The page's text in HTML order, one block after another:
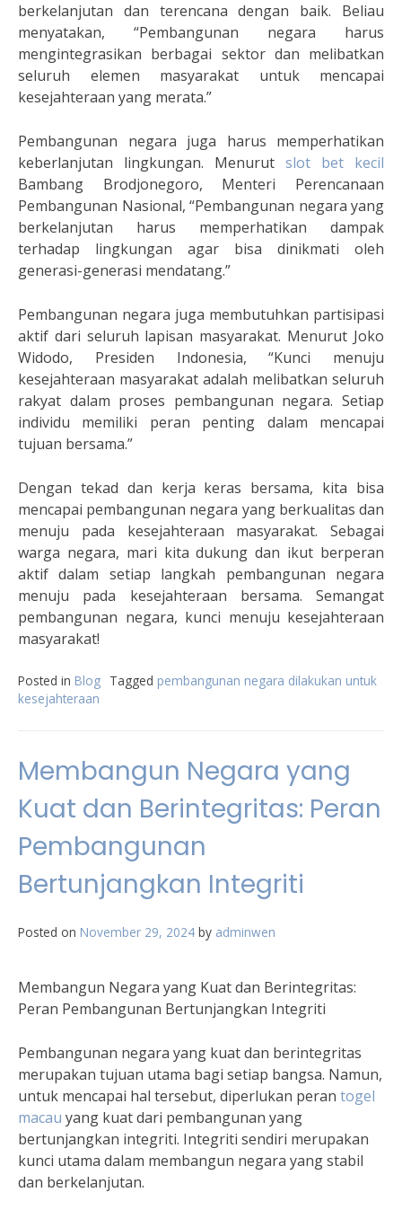
berkelanjutan dan terencana dengan baik. Beliau
menyatakan, “Pembangunan negara harus
mengintegrasikan berbagai sektor dan melibatkan
seluruh elemen masyarakat untuk mencapai
kesejahteraan yang merata.”
Pembangunan negara juga harus memperhatikan
keberlanjutan lingkungan. Menurut slot bet kecil
Bambang Brodjonegoro, Menteri Perencanaan
Pembangunan Nasional, “Pembangunan negara yang
berkelanjutan harus memperhatikan dampak
terhadap lingkungan agar bisa dinikmati oleh
generasi-generasi mendatang.”
Pembangunan negara juga membutuhkan partisipasi
aktif dari seluruh lapisan masyarakat. Menurut Joko
Widodo, Presiden Indonesia, “Kunci menuju
kesejahteraan masyarakat adalah melibatkan seluruh
rakyat dalam proses pembangunan negara. Setiap
individu memiliki peran penting dalam mencapai
tujuan bersama.”
Dengan tekad dan kerja keras bersama, kita bisa
mencapai pembangunan negara yang berkualitas dan
menuju pada kesejahteraan masyarakat. Sebagai
warga negara, mari kita dukung dan ikut berperan
aktif dalam setiap langkah pembangunan negara
menuju pada kesejahteraan bersama. Semangat
pembangunan negara, kunci menuju kesejahteraan
masyarakat!
Posted in Blog Tagged pembangunan negara dilakukan untuk
kesejahteraan
Membangun Negara yang
Kuat dan Berintegritas: Peran
Pembangunan
Bertunjangkan Integriti
Posted on November 29, 2024 by adminwen
Membangun Negara yang Kuat dan Berintegritas:
Peran Pembangunan Bertunjangkan Integriti
Pembangunan negara yang kuat dan berintegritas
merupakan tujuan utama bagi setiap bangsa. Namun,
untuk mencapai hal tersebut, diperlukan peran togel
macau yang kuat dari pembangunan yang
bertunjangkan integriti. Integriti sendiri merupakan
kunci utama dalam membangun negara yang stabil
dan berkelanjutan.